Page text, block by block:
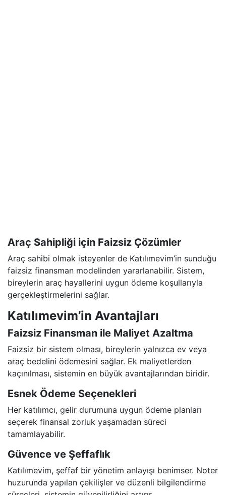
Araç Sahipliği için Faizsiz Çözümler
Araç sahibi olmak isteyenler de Katılımevim’in sunduğu
faizsiz finansman modelinden yararlanabilir. Sistem,
bireylerin araç hayallerini uygun ödeme koşullarıyla
gerçekleştirmelerini sağlar.
Katılımevim’in Avantajları
Faizsiz Finansman ile Maliyet Azaltma
Faizsiz bir sistem olması, bireylerin yalnızca ev veya
araç bedelini ödemesini sağlar. Ek maliyetlerden
kaçınılması, sistemin en büyük avantajlarından biridir.
Esnek Ödeme Seçenekleri
Her katılımcı, gelir durumuna uygun ödeme planları
seçerek finansal zorluk yaşamadan süreci
tamamlayabilir.
Güvence ve Şeffaflık
Katılımevim, şeffaf bir yönetim anlayışı benimser. Noter
huzurunda yapılan çekilişler ve düzenli bilgilendirme